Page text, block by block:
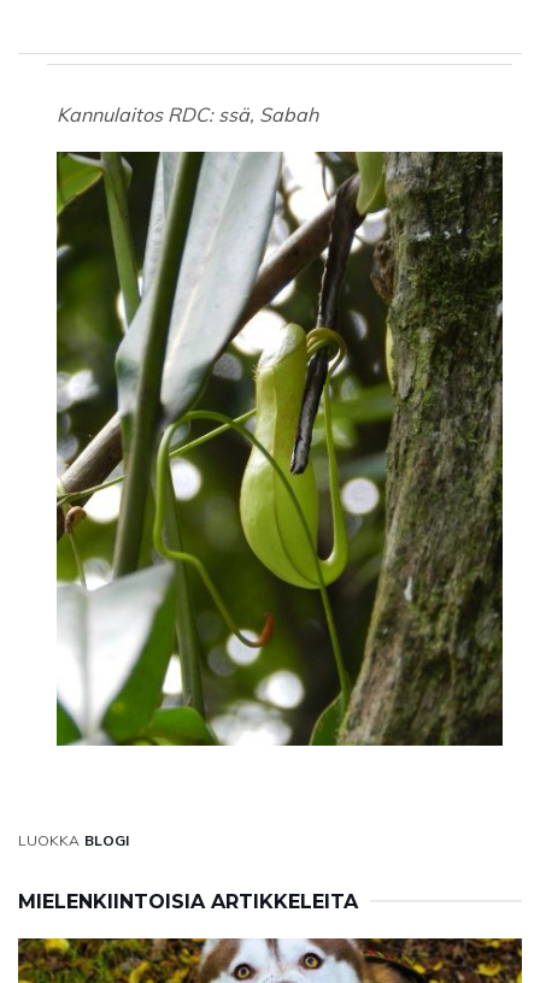
Kannulaitos RDC: ssä, Sabah
LUOKKA BLOGI
MIELENKIINTOISIA ARTIKKELEITA